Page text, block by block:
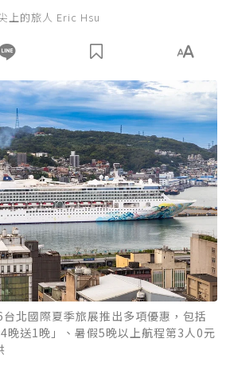
上的旅人 Eric Hsu
台北國際夏季旅展推出多項優惠，包括
晚送1晚」、暑假5晚以上航程第3人0元